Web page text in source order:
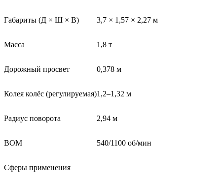
Габариты (Д × Ш × В) 3,7 × 1,57 × 2,27 м
Масса 1,8 т
Дорожный просвет 0,378 м
Колея колёс (регулируемая)1,2–1,32 м
Радиус поворота 2,94 м
ВОМ 540/1100 об/мин
Сферы применения